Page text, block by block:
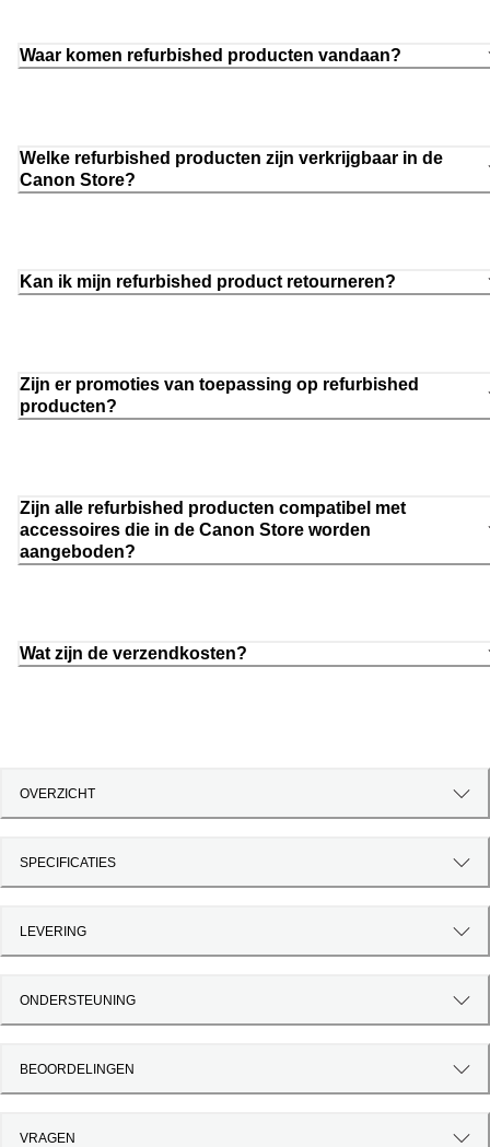
Waar komen refurbished producten vandaan?
Welke refurbished producten zijn verkrijgbaar in de
Canon Store?
Kan ik mijn refurbished product retourneren?
Zijn er promoties van toepassing op refurbished
producten?
Zijn alle refurbished producten compatibel met
accessoires die in de Canon Store worden
aangeboden?
Wat zijn de verzendkosten?
OVERZICHT
SPECIFICATIES
LEVERING
ONDERSTEUNING
BEOORDELINGEN
VRAGEN